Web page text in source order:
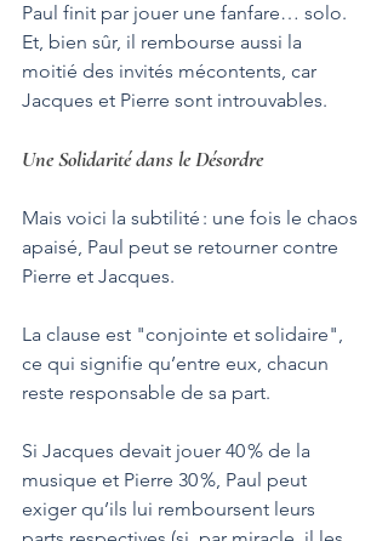
Paul finit par jouer une fanfare… solo.
Et, bien sûr, il rembourse aussi la
moitié des invités mécontents, car
Jacques et Pierre sont introuvables.
Une Solidarité dans le Désordre
Mais voici la subtilité : une fois le chaos
apaisé, Paul peut se retourner contre
Pierre et Jacques.
La clause est "conjointe et solidaire",
ce qui signifie qu’entre eux, chacun
reste responsable de sa part.
Si Jacques devait jouer 40 % de la
musique et Pierre 30 %, Paul peut
exiger qu’ils lui remboursent leurs